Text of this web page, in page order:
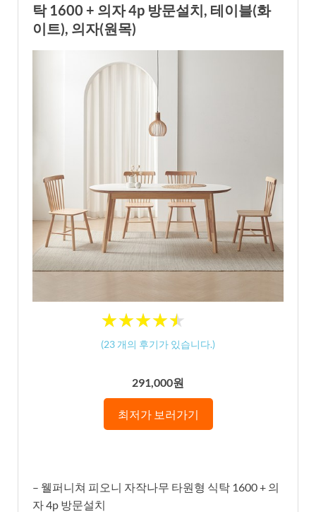
탁 1600 + 의자 4p 방문설치, 테이블(화
이트), 의자(원목)
★★★★★
★★★★★
(23 개의 후기가 있습니다.)
291,000원
최저가 보러가기
– 웰퍼니쳐 피오니 자작나무 타원형 식탁 1600 + 의
자 4p 방문설치